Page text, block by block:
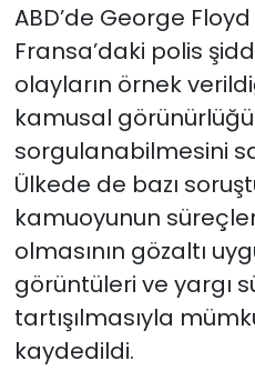
ABD’de George
Fransa’daki polis
olayların örnek
kamusal
sorgulanabilmesini
Ülkede de bazı
kamuoyunun
olmasının gözaltı
görüntüleri ve yargı
tartışılmasıyla
kaydedildi.